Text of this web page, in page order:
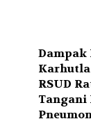
Dampak
RSUD
Tangani